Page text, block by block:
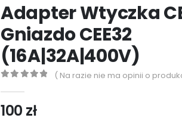
Adapter Wtyczka
Gniazdo CEE32
(16A|32A|400V)
( Na razie nie ma opinii o
100 zł